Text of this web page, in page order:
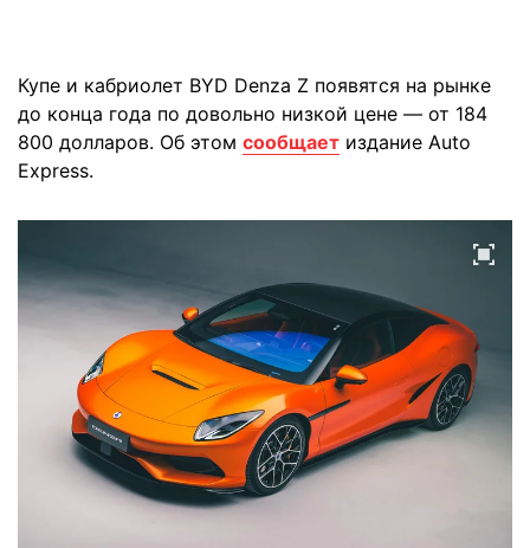
Купе и кабриолет BYD Denza Z появятся на рынке
до конца года по довольно низкой цене — от 184
800 долларов. Об этом сообщает издание Auto
Express.